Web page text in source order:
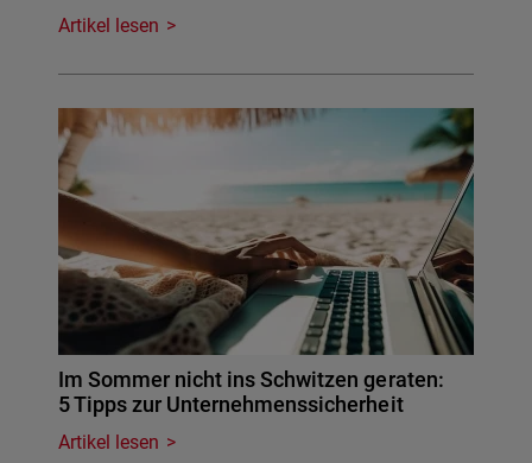
Artikel lesen
Im Sommer nicht ins Schwitzen geraten:
5 Tipps zur Unternehmenssicherheit
Artikel lesen